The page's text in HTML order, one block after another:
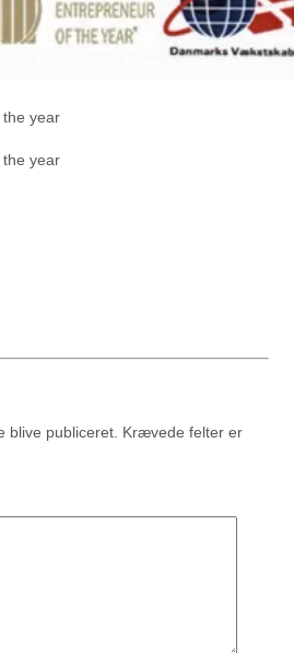
year
year
blive publiceret. Krævede felter er